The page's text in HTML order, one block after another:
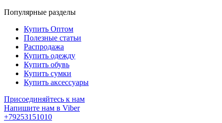
Популярные разделы
Купить Оптом
Полезные статьи
Распродажа
Купить одежду
Купить обувь
Купить сумки
Купить аксессуары
Присоединяйтесь к нам
Напишите нам в Viber
+79253151010